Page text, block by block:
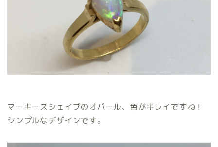
マーキースシェイプのオパール、色がキレイですね！
シンプルなデザインです。